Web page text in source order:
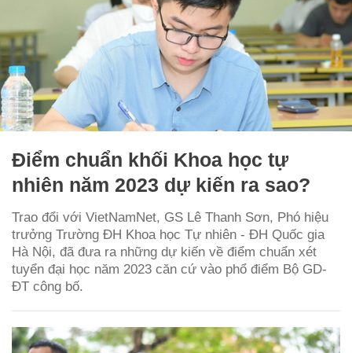
Điểm chuẩn khối Khoa học tự
nhiên năm 2023 dự kiến ra sao?
Trao đổi với VietNamNet, GS Lê Thanh Sơn, Phó hiệu
trưởng Trường ĐH Khoa học Tự nhiên - ĐH Quốc gia
Hà Nội, đã đưa ra những dự kiến về điểm chuẩn xét
tuyển đại học năm 2023 căn cứ vào phổ điểm Bộ GD-
ĐT công bố.